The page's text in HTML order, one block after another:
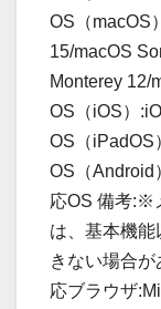
OS（macOS
15/macOS
Monterey 12/
OS（iOS）
OS（iPadOS
OS（Android
応OS 備考:※
は、基本機
きない場合
応ブラウザ